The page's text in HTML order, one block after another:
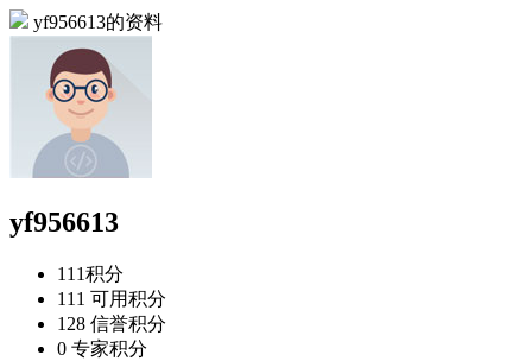
yf956613的资料
yf956613
111积分
111 可用积分
128 信誉积分
0 专家积分